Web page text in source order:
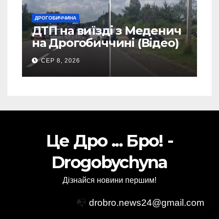
ДРОГОБИЧЧИНА
ДТП на виїзді з Меденич
на Дрогобиччині (Відео)
СЕР 8, 2026
Це Дро ... Бро! -
Drogobychyna
Дізнайся новини першим!
📭 drobro.news24@gmail.com